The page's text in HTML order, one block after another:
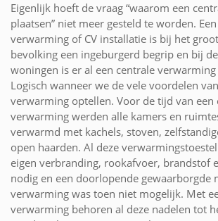
Eigenlijk hoeft de vraag “waarom een
plaatsen” niet meer gesteld te worden.
verwarming of CV installatie is bij het
bevolking een ingeburgerd begrip en bij
woningen is er al een centrale verwarming
Logisch wanneer we de vele voordelen
verwarming optellen. Voor de tijd van een
verwarming werden alle kamers en
verwarmd met kachels, stoven,
open haarden. Al deze
eigen verbranding, rookafvoer, brandstof
nodig en een doorlopende gewaarborgde
verwarming was toen niet mogelijk. Met
verwarming behoren al deze nadelen tot